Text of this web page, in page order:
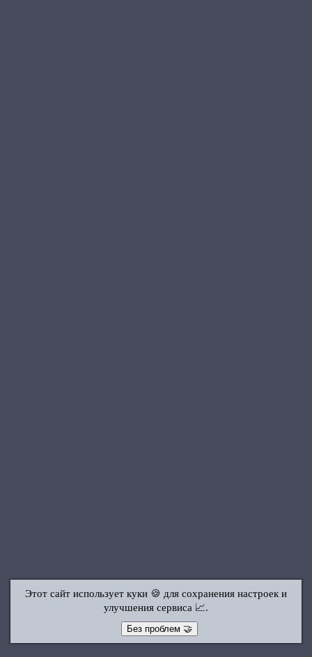
Этот сайт использует куки 🍪 для сохранения настроек и
улучшения сервиса 📈.
Без проблем 🤝